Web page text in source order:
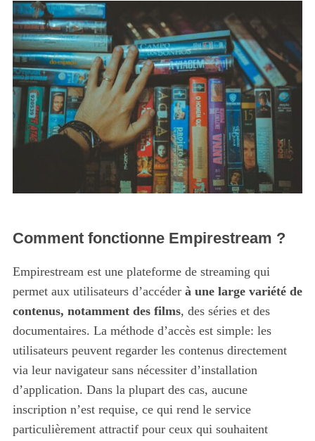
Comment fonctionne Empirestream ?
Empirestream est une plateforme de streaming qui
permet aux utilisateurs d’accéder à une large variété de
contenus, notamment des films, des séries et des
documentaires. La méthode d’accès est simple: les
utilisateurs peuvent regarder les contenus directement
via leur navigateur sans nécessiter d’installation
d’application. Dans la plupart des cas, aucune
inscription n’est requise, ce qui rend le service
particulièrement attractif pour ceux qui souhaitent